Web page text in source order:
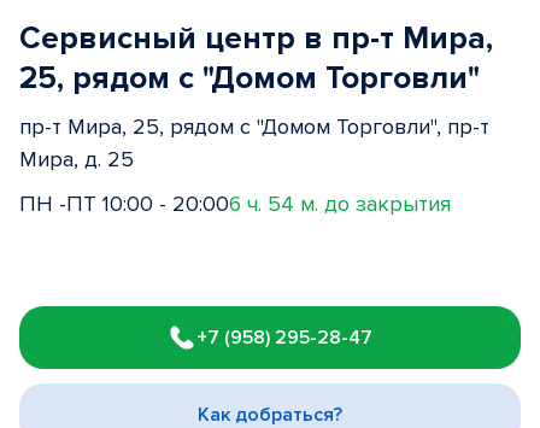
Сервисный центр в пр-т Мира,
25, рядом с "Домом Торговли"
пр-т Мира, 25, рядом с "Домом Торговли", пр-т
Мира, д. 25
ПН -ПТ 10:00 - 20:006 ч. 54 м. до закрытия
1
of
3
+7 (958) 295-28-47
Как добраться?